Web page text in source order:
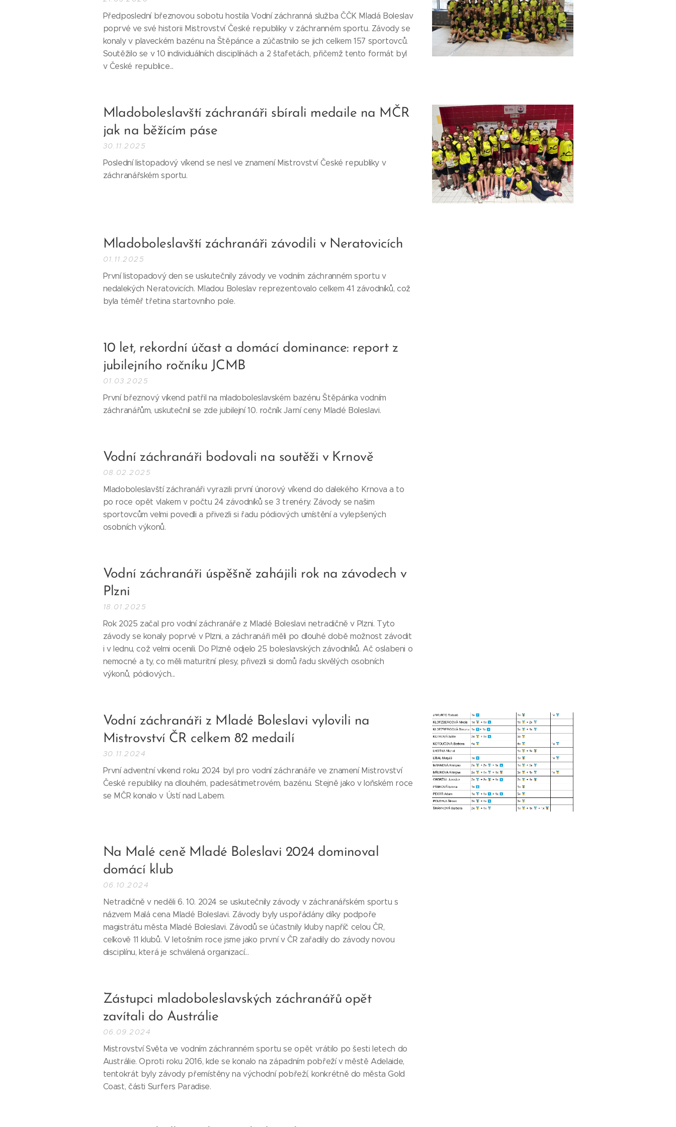
Předposlední březnovou sobotu hostila Vodní záchranná služba ČČK Mladá Boleslav
poprvé ve své historii Mistrovství České republiky v záchranném sportu. Závody se
konaly v plaveckém bazénu na Štěpánce a zúčastnilo se jich celkem 157 sportovců.
Soutěžilo se v 10 individuálních disciplínách a 2 štafetách, přičemž tento formát byl
v České republice...
Mladoboleslavští záchranáři sbírali medaile na MČR
jak na běžícím páse
30.11.2025
Poslední listopadový víkend se nesl ve znamení Mistrovství České republiky v
záchranářském sportu.
Mladoboleslavští záchranáři závodili v Neratovicích
01.11.2025
První listopadový den se uskutečnily závody ve vodním záchranném sportu v
nedalekých Neratovicích. Mladou Boleslav reprezentovalo celkem 41 závodníků, což
byla téměř třetina startovního pole.
10 let, rekordní účast a domácí dominance: report z
jubilejního ročníku JCMB
01.03.2025
První březnový víkend patřil na mladoboleslavském bazénu Štěpánka vodním
záchranářům, uskutečnil se zde jubilejní 10. ročník Jarní ceny Mladé Boleslavi.
Vodní záchranáři bodovali na soutěži v Krnově
08.02.2025
Mladoboleslavští záchranáři vyrazili první únorový víkend do dalekého Krnova a to
po roce opět vlakem v počtu 24 závodníků se 3 trenéry. Závody se našim
sportovcům velmi povedli a přivezli si řadu pódiových umístění a vylepšených
osobních výkonů.
Vodní záchranáři úspěšně zahájili rok na závodech v
Plzni
18.01.2025
Rok 2025 začal pro vodní záchranáře z Mladé Boleslavi netradičně v Plzni. Tyto
závody se konaly poprvé v Plzni, a záchranáři měli po dlouhé době možnost závodit
i v lednu, což velmi ocenili. Do Plzně odjelo 25 boleslavských závodníků. Ač oslabeni o
nemocné a ty, co měli maturitní plesy, přivezli si domů řadu skvělých osobních
výkonů, pódiových...
Vodní záchranáři z Mladé Boleslavi vylovili na
Mistrovství ČR celkem 82 medailí
30.11.2024
První adventní víkend roku 2024 byl pro vodní záchranáře ve znamení Mistrovství
České republiky na dlouhém, padesátimetrovém, bazénu. Stejně jako v loňském roce
se MČR konalo v Ústí nad Labem.
Na Malé ceně Mladé Boleslavi 2024 dominoval
domácí klub
06.10.2024
Netradičně v neděli 6. 10. 2024 se uskutečnily závody v záchranářském sportu s
názvem Malá cena Mladé Boleslavi. Závody byly uspořádány díky podpoře
magistrátu města Mladé Boleslavi. Závodů se účastnily kluby napříč celou ČR,
celkově 11 klubů. V letošním roce jsme jako první v ČR zařadily do závody novou
disciplínu, která je schválená organizací...
Zástupci mladoboleslavských záchranářů opět
zavítali do Austrálie
06.09.2024
Mistrovství Světa ve vodním záchranném sportu se opět vrátilo po šesti letech do
Austrálie. Oproti roku 2016, kde se konalo na západním pobřeží v městě Adelaide,
tentokrát byly závody přemístěny na východní pobřeží, konkrétně do města Gold
Coast, části Surfers Paradise.